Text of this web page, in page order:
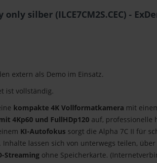
silber (ILCE7CM2S.CEC) -
extern als Demo im Einsatz.
ist vollständig.
kompakte 4K Vollformatkamera mit
4Kp60 und FullHDp120 auf, professionelle
KI-Autofokus sorgt die Alpha 7C II für
Inhalte lassen sich von unterwegs teilen,
Streaming ohne Speicherkarte.